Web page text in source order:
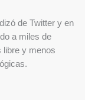
de Twitter y en
a miles de
libre y menos